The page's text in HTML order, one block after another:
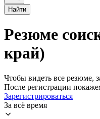
Найти
Резюме
край)
Чтобы видеть все резюме,
После регистрации
Зарегистрироваться
За всё время